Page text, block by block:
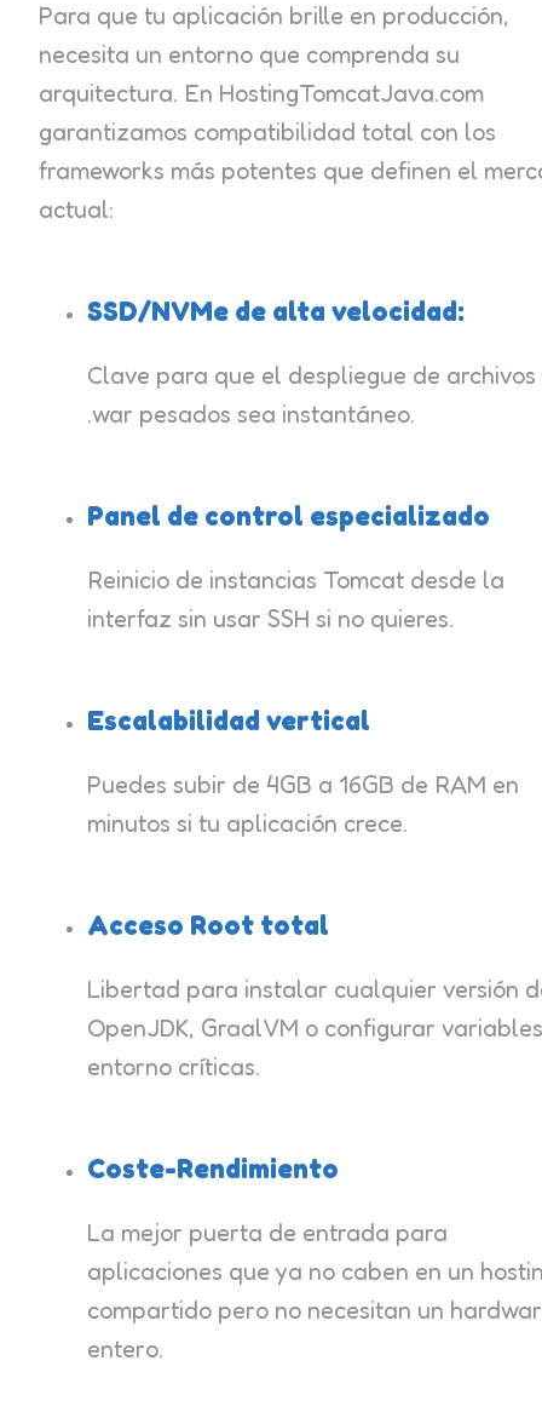
Para que tu aplicación brille en producción,
necesita un entorno que comprenda su
arquitectura. En HostingTomcatJava.com
garantizamos compatibilidad total con los
frameworks más potentes que definen el
actual:
SSD/NVMe de alta velocidad:
Clave para que el despliegue de archivos
.war pesados sea instantáneo.
Panel de control especializado
Reinicio de instancias Tomcat desde la
interfaz sin usar SSH si no quieres.
Escalabilidad vertical
Puedes subir de 4GB a 16GB de RAM en
minutos si tu aplicación crece.
Acceso Root total
Libertad para instalar cualquier versión
OpenJDK, GraalVM o configurar
entorno críticas.
Coste-Rendimiento
La mejor puerta de entrada para
aplicaciones que ya no caben en un
compartido pero no necesitan un
entero.